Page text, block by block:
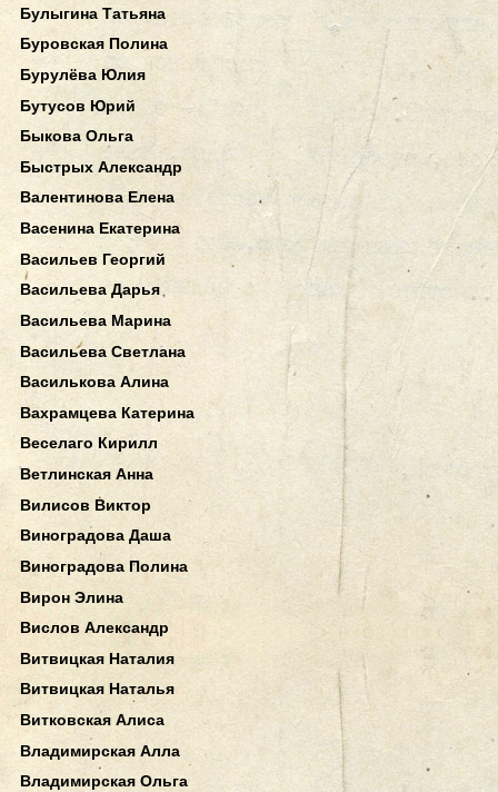
Булыгина Татьяна
Буровская Полина
Бурулёва Юлия
Бутусов Юрий
Быкова Ольга
Быстрых Александр
Валентинова Елена
Васенина Екатерина
Васильев Георгий
Васильева Дарья
Васильева Марина
Васильева Светлана
Василькова Алина
Вахрамцева Катерина
Веселаго Кирилл
Ветлинская Анна
Вилисов Виктор
Виноградова Даша
Виноградова Полина
Вирон Элина
Вислов Александр
Витвицкая Наталия
Витвицкая Наталья
Витковская Алиса
Владимирская Алла
Владимирская Ольга